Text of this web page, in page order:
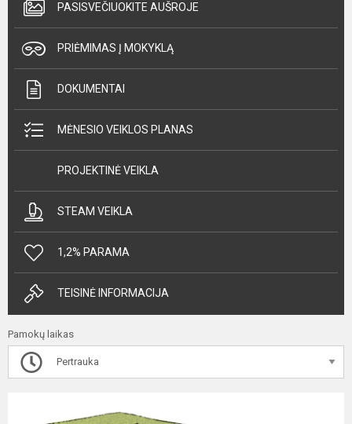
PASISVEČIUOKITE AUŠROJE
PRIĖMIMAS Į MOKYKLĄ
DOKUMENTAI
MĖNESIO VEIKLOS PLANAS
PROJEKTINĖ VEIKLA
STEAM VEIKLA
1,2% PARAMA
TEISINĖ INFORMACIJA
Pamokų laikas
Pertrauka